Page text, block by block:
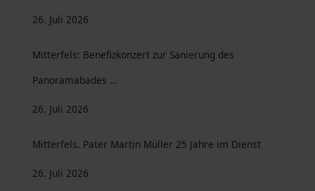
26. Juli 2026
Mitterfels: Benefizkonzert zur Sanierung des
Panoramabades …
26. Juli 2026
Mitterfels. Pater Martin Müller 25 Jahre im Dienst
26. Juli 2026